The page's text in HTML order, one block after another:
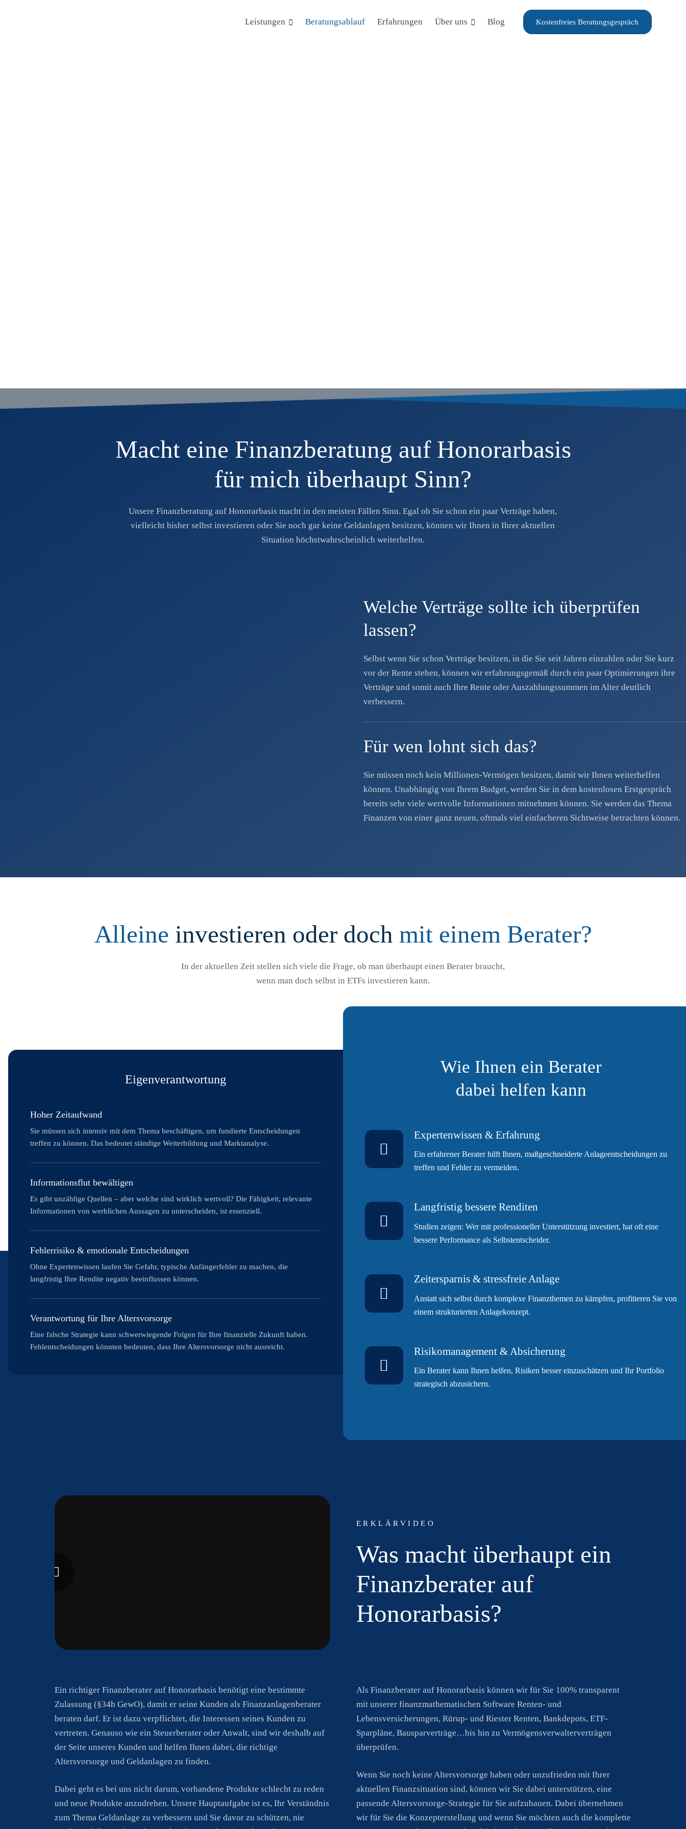
Leistungen Beratungsablauf Erfahrungen Über uns Blog Kostenfreies Beratungsgespräch
Macht eine Finanzberatung auf Honorarbasis
für mich überhaupt Sinn?
Unsere Finanzberatung auf Honorarbasis macht in den meisten Fällen Sinn. Egal ob Sie schon ein paar Verträge haben,
vielleicht bisher selbst investieren oder Sie noch gar keine Geldanlagen besitzen, können wir Ihnen in Ihrer aktuellen
Situation höchstwahrscheinlich weiterhelfen.
Welche Verträge sollte ich überprüfen
lassen?
Selbst wenn Sie schon Verträge besitzen, in die Sie seit Jahren einzahlen oder Sie kurz
vor der Rente stehen, können wir erfahrungsgemäß durch ein paar Optimierungen ihre
Verträge und somit auch Ihre Rente oder Auszahlungssummen im Alter deutlich
verbessern.
Für wen lohnt sich das?
Sie müssen noch kein Millionen-Vermögen besitzen, damit wir Ihnen weiterhelfen
können. Unabhängig von Ihrem Budget, werden Sie in dem kostenlosen Erstgespräch
bereits sehr viele wertvolle Informationen mitnehmen können. Sie werden das Thema
Finanzen von einer ganz neuen, oftmals viel einfacheren Sichtweise betrachten können.
Alleine investieren oder doch mit einem Berater?
In der aktuellen Zeit stellen sich viele die Frage, ob man überhaupt einen Berater braucht,
wenn man doch selbst in ETFs investieren kann.
Eigenverantwortung
Hoher Zeitaufwand
Sie müssen sich intensiv mit dem Thema beschäftigen, um fundierte Entscheidungen
treffen zu können. Das bedeutet ständige Weiterbildung und Marktanalyse.
Informationsflut bewältigen
Es gibt unzählige Quellen – aber welche sind wirklich wertvoll? Die Fähigkeit, relevante
Informationen von werblichen Aussagen zu unterscheiden, ist essenziell.
Fehlerrisiko & emotionale Entscheidungen
Ohne Expertenwissen laufen Sie Gefahr, typische Anfängerfehler zu machen, die
langfristig Ihre Rendite negativ beeinflussen können.
Verantwortung für Ihre Altersvorsorge
Eine falsche Strategie kann schwerwiegende Folgen für Ihre finanzielle Zukunft haben.
Fehlentscheidungen könnten bedeuten, dass Ihre Altersvorsorge nicht ausreicht.
Wie Ihnen ein Berater
dabei helfen kann
Expertenwissen & Erfahrung
Ein erfahrener Berater hilft Ihnen, maßgeschneiderte Anlageentscheidungen zu
treffen und Fehler zu vermeiden.
Langfristig bessere Renditen
Studien zeigen: Wer mit professioneller Unterstützung investiert, hat oft eine
bessere Performance als Selbstentscheider.
Zeitersparnis & stressfreie Anlage
Anstatt sich selbst durch komplexe Finanzthemen zu kämpfen, profitieren Sie von
einem strukturierten Anlagekonzept.
Risikomanagement & Absicherung
Ein Berater kann Ihnen helfen, Risiken besser einzuschätzen und Ihr Portfolio
strategisch abzusichern.
ERKLÄRVIDEO
Was macht überhaupt ein
Finanzberater auf
Honorarbasis?​
Ein richtiger Finanzberater auf Honorarbasis benötigt eine bestimmte
Zulassung (§34h GewO), damit er seine Kunden als Finanzanlagenberater
beraten darf. Er ist dazu verpflichtet, die Interessen seines Kunden zu
vertreten. Genauso wie ein Steuerberater oder Anwalt, sind wir deshalb auf
der Seite unseres Kunden und helfen Ihnen dabei, die richtige
Altersvorsorge und Geldanlagen zu finden.
Dabei geht es bei uns nicht darum, vorhandene Produkte schlecht zu reden
und neue Produkte anzudrehen. Unsere Hauptaufgabe ist es, Ihr Verständnis
zum Thema Geldanlage zu verbessern und Sie davor zu schützen, nie
Als Finanzberater auf Honorarbasis können wir für Sie 100% transparent
mit unserer finanzmathematischen Software Renten- und
Lebensversicherungen, Rürup- und Riester Renten, Bankdepots, ETF-
Sparpläne, Bausparverträge…bis hin zu Vermögensverwalterverträgen
überprüfen.
Wenn Sie noch keine Altersvorsorge haben oder unzufrieden mit Ihrer
aktuellen Finanzsituation sind, können wir Sie dabei unterstützen, eine
passende Altersvorsorge-Strategie für Sie aufzubauen. Dabei übernehmen
wir für Sie die Konzepterstellung und wenn Sie möchten auch die komplette